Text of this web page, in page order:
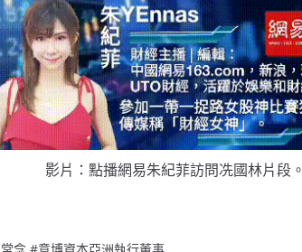
影片：點播網易朱紀菲訪問冼國林片段。